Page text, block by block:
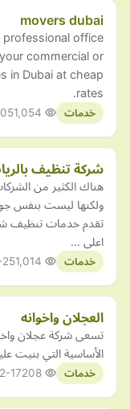
movers dubai
office
commercial or
in Dubai at cheap
rates.
خدمات
شركة تنظيف
هناك الكثير من
ولكنها ليست بنفس
تقدم خدمات تنظيف
اعلى …
خدمات 25
العجلان واخوانه
تسعى شركة عجلان
الأساسية التي بنيت
خدمات 17